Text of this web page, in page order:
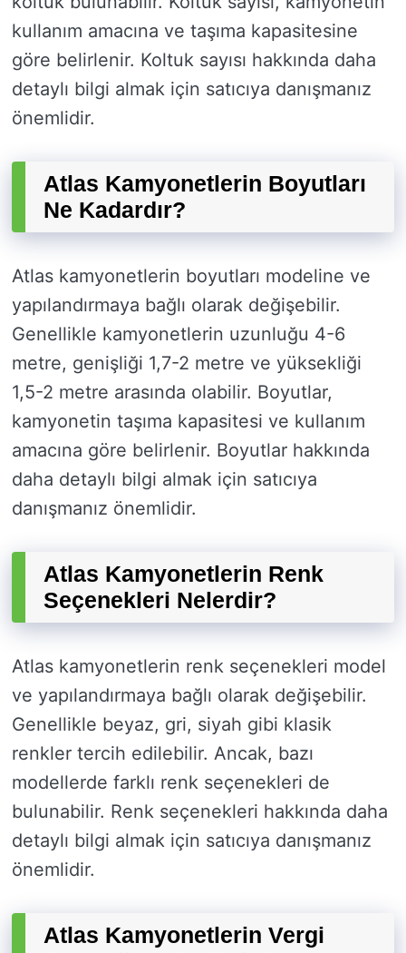
kullanım amacına ve taşıma kapasitesine
göre belirlenir. Koltuk sayısı hakkında daha
detaylı bilgi almak için satıcıya danışmanız
önemlidir.
Atlas Kamyonetlerin Boyutları
Ne Kadardır?
Atlas kamyonetlerin boyutları modeline ve
yapılandırmaya bağlı olarak değişebilir.
Genellikle kamyonetlerin uzunluğu 4-6
metre, genişliği 1,7-2 metre ve yüksekliği
1,5-2 metre arasında olabilir. Boyutlar,
kamyonetin taşıma kapasitesi ve kullanım
amacına göre belirlenir. Boyutlar hakkında
daha detaylı bilgi almak için satıcıya
danışmanız önemlidir.
Atlas Kamyonetlerin Renk
Seçenekleri Nelerdir?
Atlas kamyonetlerin renk seçenekleri model
ve yapılandırmaya bağlı olarak değişebilir.
Genellikle beyaz, gri, siyah gibi klasik
renkler tercih edilebilir. Ancak, bazı
modellerde farklı renk seçenekleri de
bulunabilir. Renk seçenekleri hakkında daha
detaylı bilgi almak için satıcıya danışmanız
önemlidir.
Atlas Kamyonetlerin Vergi